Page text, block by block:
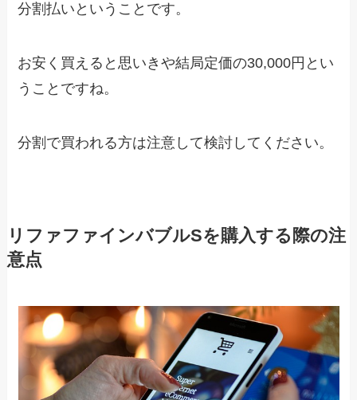
分割払い ということです。
お安く買えると思いきや結局定価の30,000円とい
うことですね。
分割で買われる方は注意して検討してください。
リファファインバブルSを購入する際の注
意点